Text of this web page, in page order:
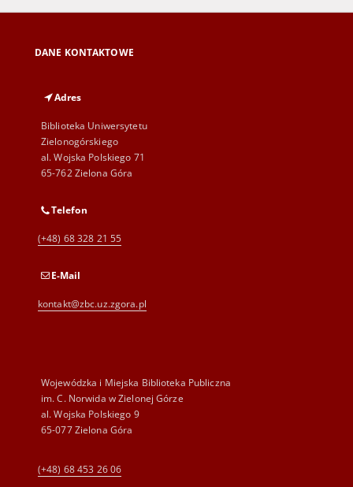
DANE KONTAKTOWE
Adres
Biblioteka Uniwersytetu
Zielonogórskiego
al. Wojska Polskiego 71
65-762 Zielona Góra
Telefon
(+48) 68 328 21 55
E-Mail
kontakt@zbc.uz.zgora.pl
Wojewódzka i Miejska Biblioteka Publiczna
im. C. Norwida w Zielonej Górze
al. Wojska Polskiego 9
65-077 Zielona Góra
(+48) 68 453 26 06